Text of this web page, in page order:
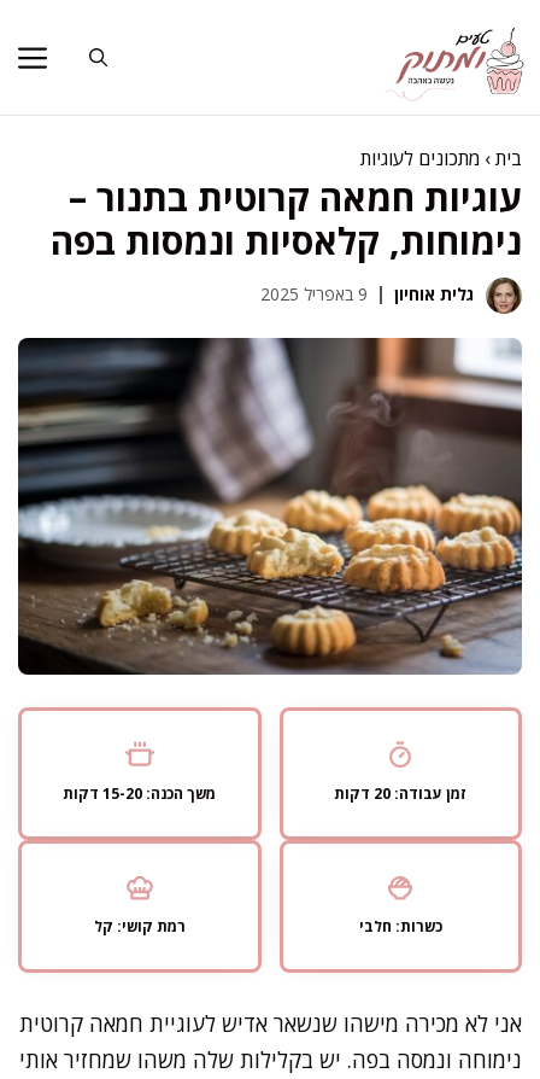
לתוכן
בית› מתכונים לעוגיות
עוגיות חמאה קרוטית בתנור –
נימוחות, קלאסיות ונמסות בפה
גלית אוחיון 9 באפריל 2025
זמן עבודה: 20 דקות משך הכנה: 15-20 דקות
כשרות: חלבי רמת קושי: קל
אני לא מכירה מישהו שנשאר אדיש לעוגיית חמאה קרוטית
נימוחה ונמסה בפה. יש בקלילות שלה משהו שמחזיר אותי